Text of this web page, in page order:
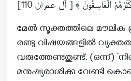
الْفَاسِقُونَ ﴾ [ آل عمران 110
]
മേൽ സൂക്തത്തിലെ മൗലിക
രണ്ടു വിഷയങ്ങളിൽ വ്യക്തത
വരുത്തേണ്ടതുണ്ട്. (ഒന്ന്)
മനുഷ്യരാശിക്കു വേണ്ടി